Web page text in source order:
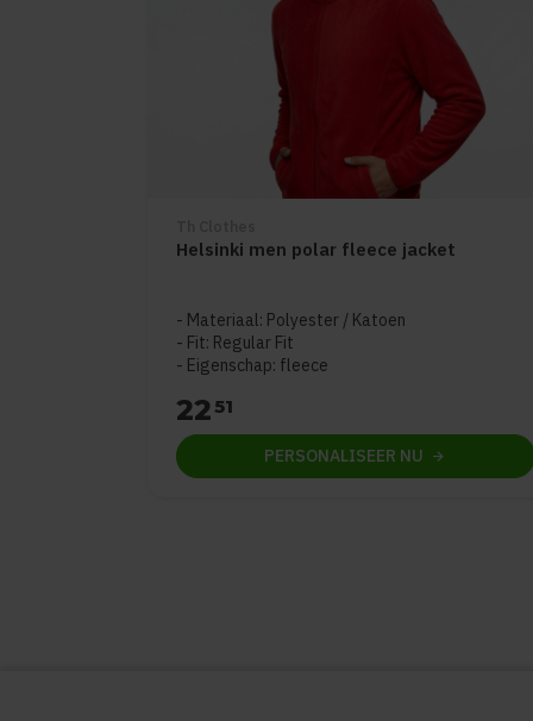
Helsinki men polar fleece jacket
Materiaal: Polyester / Katoen
Fit: Regular Fit
Eigenschap: fleece
22 51
PERSONALISEER NU